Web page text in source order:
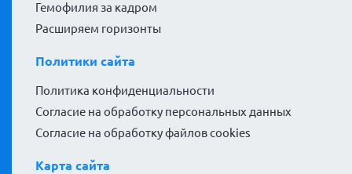
Гемофилия за кадром
Расширяем горизонты
Политики сайта
Политика конфиденциальности
Согласие на обработку персональных данных
Согласие на обработку файлов cookies
Карта сайта